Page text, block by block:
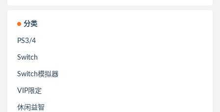
分类
PS3/4
Switch
Switch模拟器
VIP限定
休闲益智